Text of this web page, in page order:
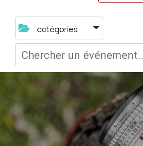
catégories